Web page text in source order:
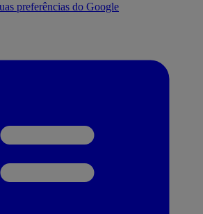
preferências do Google